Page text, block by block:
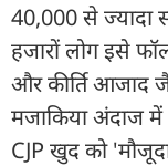
40,000 से ज्यादा
हजारों लोग इसे
और कीर्ति आजाद
मजाकिया अंदाज में
CJP खुद को